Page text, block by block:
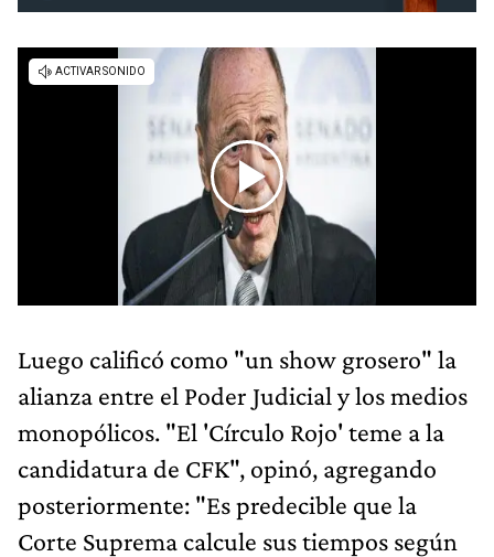
Luego calificó como "un show grosero" la
alianza entre el Poder Judicial y los medios
monopólicos. "El 'Círculo Rojo' teme a la
candidatura de CFK", opinó, agregando
posteriormente: "Es predecible que la
Corte Suprema calcule sus tiempos según